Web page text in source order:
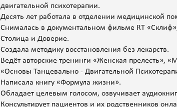
двигательной психотерапии.
Десять лет работала в отделении медицинской
Снималась в документальном фильме RT
Столица и Доверие.
Создала методику восстановления без лекарств.
Ведёт авторские тренинги «Женская прелесть»,
«Основы Танцевально - Двигательной
Написала книгу «Формула жизни».
Обладает целевым голосом, озвучивает
Консультирует пациентов и их родственников